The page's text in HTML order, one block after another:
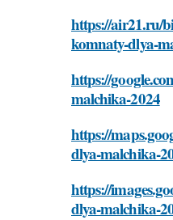
https://air21.ru/
komnaty-dlya-
https://
malchika-2024
https://
dlya-malchika-
https://
dlya-malchika-